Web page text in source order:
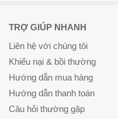
TRỢ GIÚP NHANH
Liên hệ với chúng tôi
Khiếu nại & bồi thường
Hướng dẫn mua hàng
Hướng dẫn thanh toán
Câu hỏi thường gặp